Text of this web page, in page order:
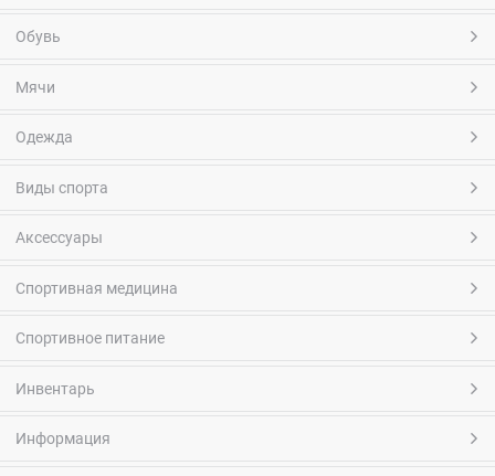
Обувь
Мячи
Одежда
Виды спорта
Аксессуары
Спортивная медицина
Спортивное питание
Инвентарь
Информация